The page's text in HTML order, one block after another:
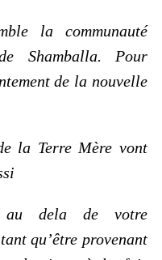
la communauté
Shamballa. Pour
de la nouvelle
la Terre Mère vont
au dela de votre
qu’être provenant